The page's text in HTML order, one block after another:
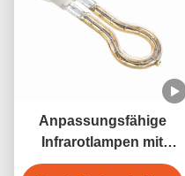
Anpassungsfähige
Infrarotlampen mit
Goldreflektorring mit 1-